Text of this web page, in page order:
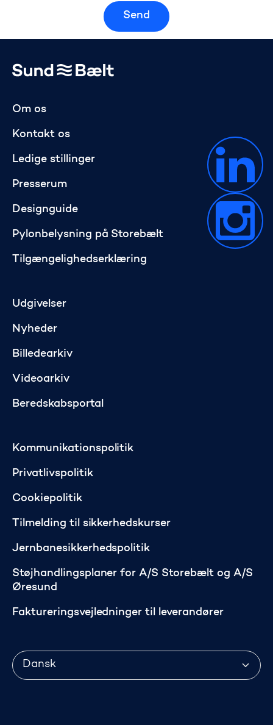
Om os
Kontakt os
Ledige stillinger
Presserum
Designguide
Pylonbelysning på Storebælt
Tilgængelighedserklæring
Udgivelser
Nyheder
Billedearkiv
Videoarkiv
Beredskabsportal
Kommunikationspolitik
Privatlivspolitik
Cookiepolitik
Tilmelding til sikkerhedskurser
Jernbanesikkerhedspolitik
Støjhandlingsplaner for A/S Storebælt og A/S
Øresund
Faktureringsvejledninger til leverandører
Sprog